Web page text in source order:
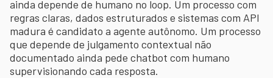
ainda depende de humano no loop. Um processo com
regras claras, dados estruturados e sistemas com API
madura é candidato a agente autônomo. Um processo
que depende de julgamento contextual não
documentado ainda pede chatbot com humano
supervisionando cada resposta.